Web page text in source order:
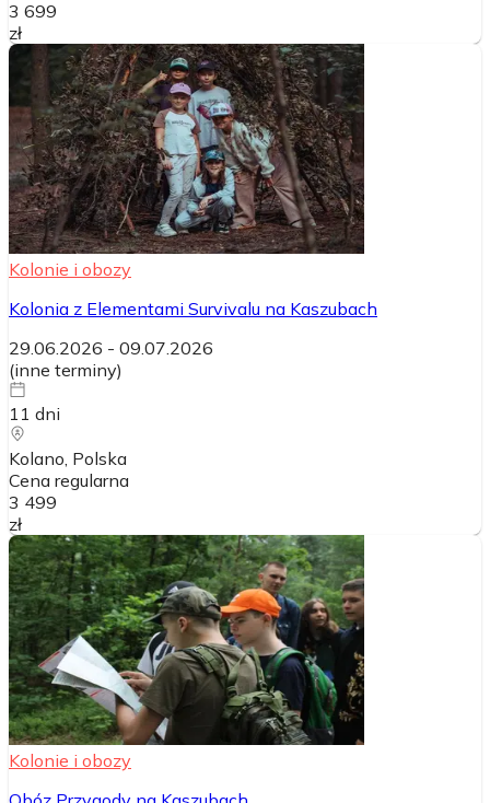
3 699
zł
Kolonie i obozy
Kolonia z Elementami Survivalu na Kaszubach
29.06.2026 - 09.07.2026
(inne terminy)
11 dni
Kolano, Polska
Cena regularna
3 499
zł
Kolonie i obozy